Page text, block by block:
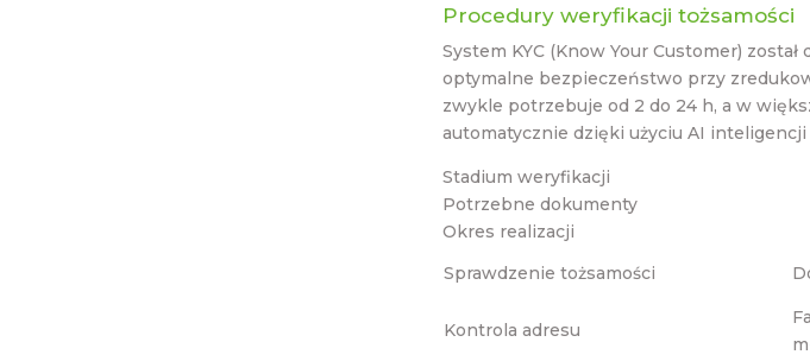
Procedury weryfikacji tożsamości
System KYC (Know Your Customer)
optymalne bezpieczeństwo przy
zwykle potrzebuje od 2 do 24 h, a w
automatycznie dzięki użyciu AI
Stadium weryfikacji
Potrzebne dokumenty
Okres realizacji
Sprawdzenie tożsamości
Kontrola adresu